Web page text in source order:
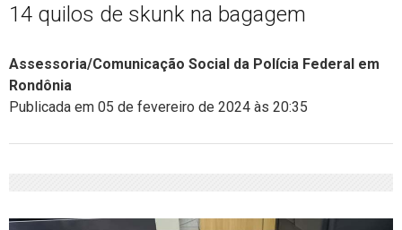
14 quilos de skunk na bagagem
Assessoria/Comunicação Social da Polícia Federal em
Rondônia
Publicada em 05 de fevereiro de 2024 às 20:35